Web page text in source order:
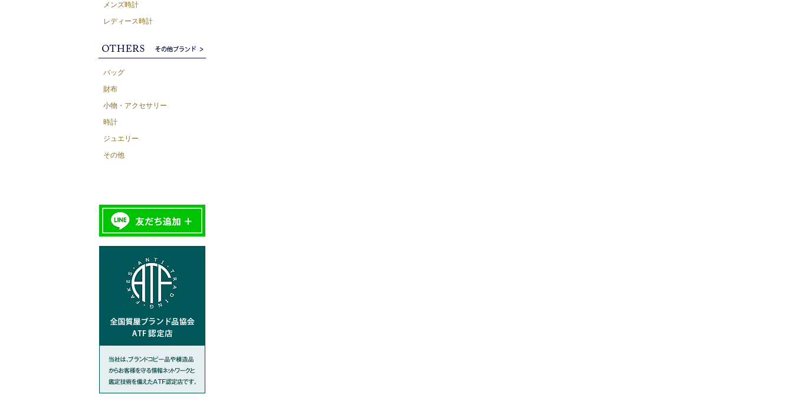
メンズ時計
レディース時計
バッグ
財布
小物・アクセサリー
時計
ジュエリー
その他